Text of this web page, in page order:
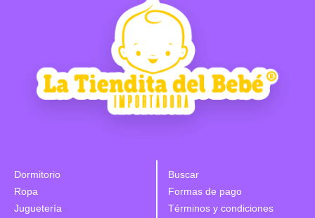
Dormitorio
Ropa
Juguetería
Buscar
Formas de pago
Términos y condiciones